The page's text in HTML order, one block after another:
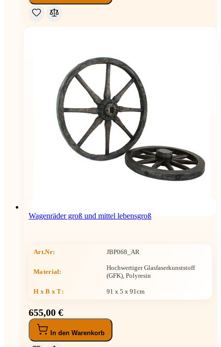
Wagenräder groß und mittel lebensgroß
Art.Nr: JBP068_AR
Material:
Hochwertiger Glasfaserkunststoff
(GFK), Polyresin
H x B x T: 91 x 5 x 91cm
655,00 €
In den Warenkorb